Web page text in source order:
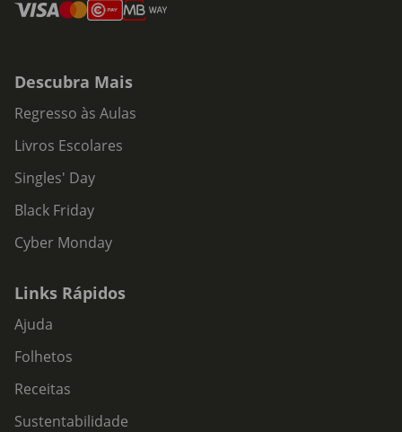
Descubra Mais
Regresso às Aulas
Livros Escolares
Singles' Day
Black Friday
Cyber Monday
Links Rápidos
Ajuda
Folhetos
Receitas
Sustentabilidade